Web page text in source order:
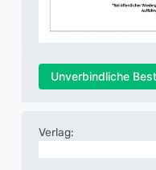
Unverbindliche
Verlag: